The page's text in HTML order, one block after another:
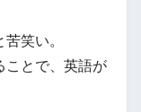
笑い。
ことで、英語が